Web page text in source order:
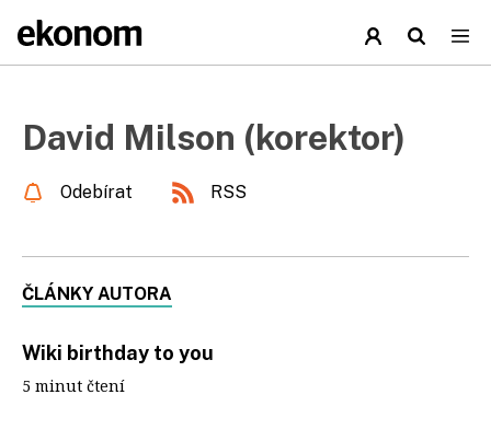
David Milson (korektor)
Odebírat RSS
ČLÁNKY AUTORA
Wiki birthday to you
5 minut čtení